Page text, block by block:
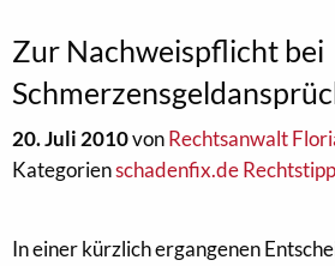
Zur Nachweispflicht bei
20. Juli 2010vonRechtsanwalt
Kategorienschadenfix.de
In einer kürzlich ergangenen